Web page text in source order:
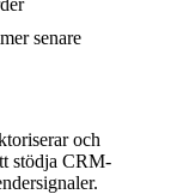
senare
och
stödja CRM-